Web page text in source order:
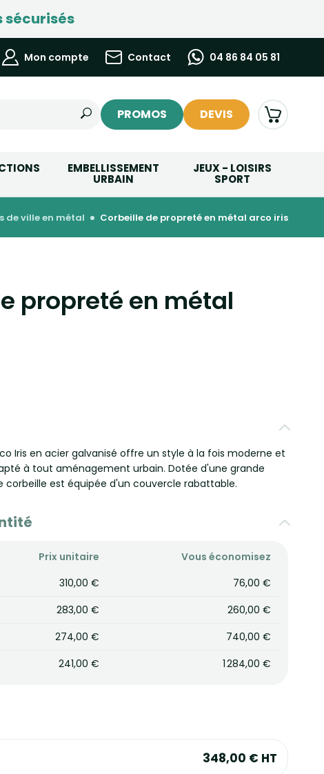
sécurisés
Mon compte Contact 04 86 84 05 81
PROMOS DEVIS
EMBELLISSEMENT
URBAIN
JEUX - LOISIRS
SPORT
de ville en métal corbeille de propreté en métal arco iris
propreté en métal
Iris en acier galvanisé offre un style à la fois moderne et
à tout aménagement urbain. Dotée d'une grande
est équipée d'un couvercle rabattable.
Prix unitaire
Vous économisez
310,00 €
76,00 €
283,00 €
260,00 €
274,00 €
740,00 €
241,00 € 1 284,00 €
348,00 € HT